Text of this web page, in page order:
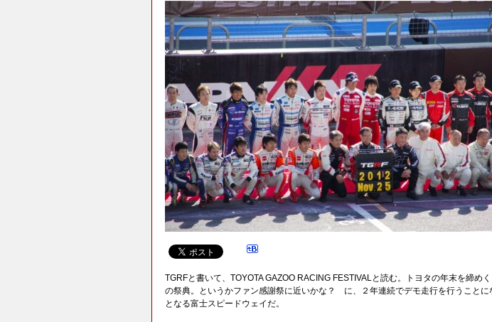
TGRFと書いて、TOYOTA GAZOO RACING FESTIVALと読む。トヨタの年末を締め
の祭典。というかファン感謝祭に近いかな？ に、２年連続でデモ走行を行うことに
となる富士スピードウェイだ。